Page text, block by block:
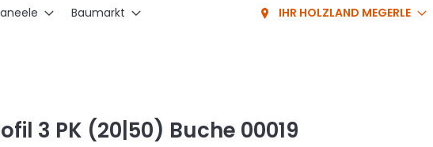
Baumarkt IHR HOLZLAND MEGERLE
3 PK (20|50) Buche 00019